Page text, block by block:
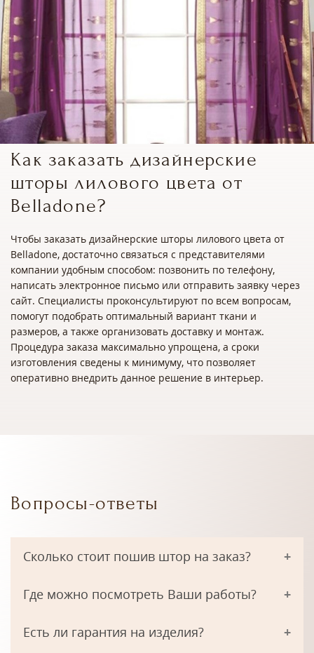
Как заказать дизайнерские
шторы лилового цвета от
Belladone?
Чтобы заказать дизайнерские шторы лилового цвета от
Belladone, достаточно связаться с представителями
компании удобным способом: позвонить по телефону,
написать электронное письмо или отправить заявку через
сайт. Специалисты проконсультируют по всем вопросам,
помогут подобрать оптимальный вариант ткани и
размеров, а также организовать доставку и монтаж.
Процедура заказа максимально упрощена, а сроки
изготовления сведены к минимуму, что позволяет
оперативно внедрить данное решение в интерьер.
Вопросы-ответы
Сколько стоит пошив штор на заказ?
Где можно посмотреть Ваши работы?
Есть ли гарантия на изделия?